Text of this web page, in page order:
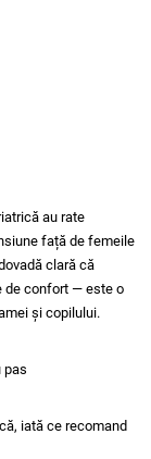
au rate
față de femeile
clară că
de confort — este o
și copilului.
pas
iată ce recomand